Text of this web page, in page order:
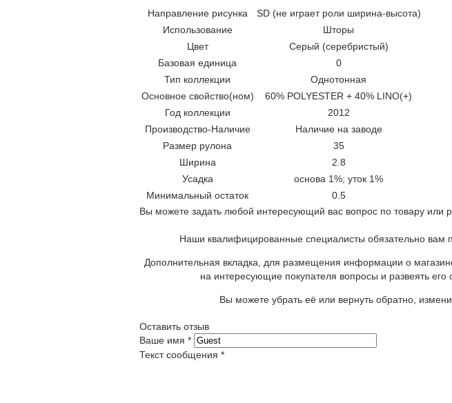
Направление рисунка
SD (не играет роли ширина-высота)
Использование
Шторы
Цвет
Серый (серебристый)
Базовая единица
0
Тип коллекции
Однотонная
Основное свойство(ном)
60% POLYESTER + 40% LINO(+)
Год коллекции
2012
Производство-Наличие
Наличие на заводе
Размер рулона
35
Ширина
2.8
Усадка
основа 1%; уток 1%
Минимальный остаток
0.5
Вы можете задать любой интересующий вас вопрос по товару или
Наши квалифицированные специалисты обязательно вам
Дополнительная вкладка, для размещения информации о
на интересующие покупателя вопросы и развеять
Вы можете убрать её или вернуть обратно,
Оставить отзыв
Ваше имя *
Текст сообщения *